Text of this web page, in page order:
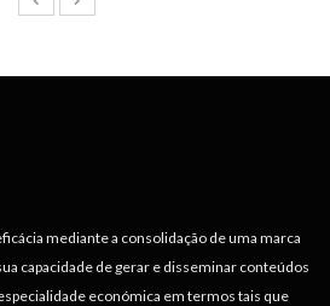
mediante a consolidação de uma marca
capacidade de gerar e disseminar conteúdos
económica em termos tais que